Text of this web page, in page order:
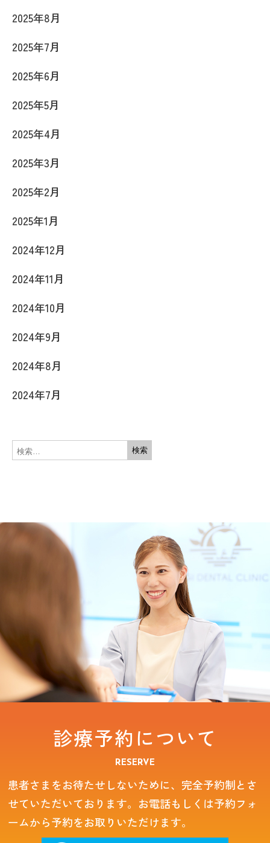
2025年8月
2025年7月
2025年6月
2025年5月
2025年4月
2025年3月
2025年2月
2025年1月
2024年12月
2024年11月
2024年10月
2024年9月
2024年8月
2024年7月
診療予約について
RESERVE
患者さまをお待たせしないために、完全予約制とさ
せていただいております。お電話もしくは予約フォ
ームから予約をお取りいただけます。